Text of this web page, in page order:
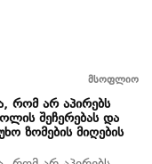
მსოფლიო
რომ არ აპირებს
შეჩერებას და
ზომების მიღების